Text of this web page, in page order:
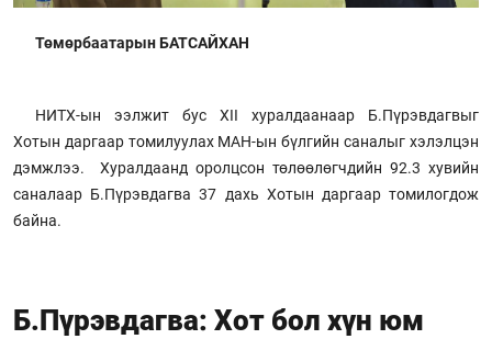
Төмөрбаатарын БАТСАЙХАН
НИТХ-ын ээлжит бус ХII хуралдаанаар Б.Пүрэвдагвыг
Хотын даргаар томилуулах МАН-ын бүлгийн саналыг хэлэлцэн
дэмжлээ. Хуралдаанд оролцсон төлөөлөгчдийн 92.3 хувийн
саналаар Б.Пүрэвдагва 37 дахь Хотын даргаар томилогдож
байна.
Б.Пүрэвдагва: Хот бол хүн юм